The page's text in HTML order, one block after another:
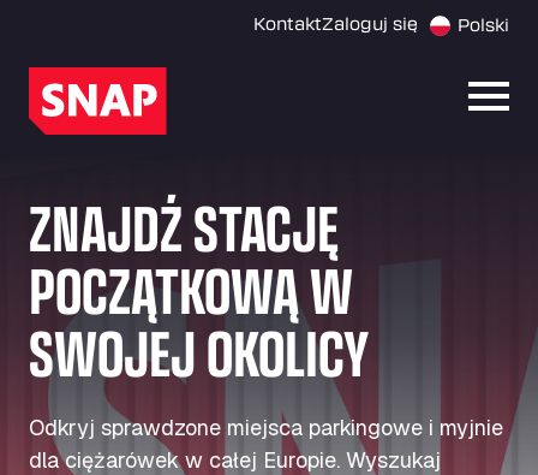
KontaktZaloguj się Polski
ZNAJDŹ STACJĘ
POCZĄTKOWĄ W
SWOJEJ OKOLICY
Odkryj sprawdzone miejsca parkingowe i myjnie
dla ciężarówek w całej Europie. Wyszukaj